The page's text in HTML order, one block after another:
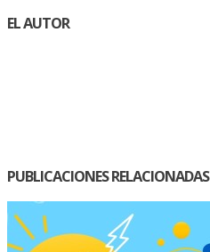
EL AUTOR
PUBLICACIONES RELACIONADAS